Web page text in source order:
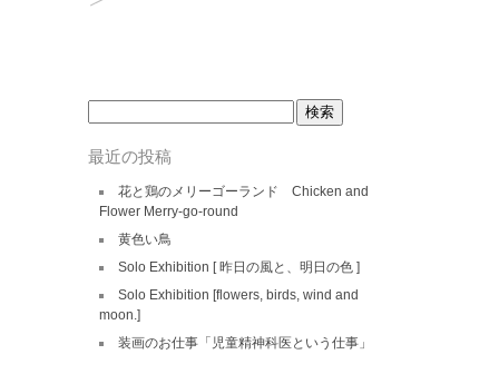
検
索:
最近の投稿
花と鶏のメリーゴーランド Chicken and
Flower Merry-go-round
黄色い鳥
Solo Exhibition [ 昨日の風と、明日の色 ]
Solo Exhibition [flowers, birds, wind and
moon.]
装画のお仕事「児童精神科医という仕事」